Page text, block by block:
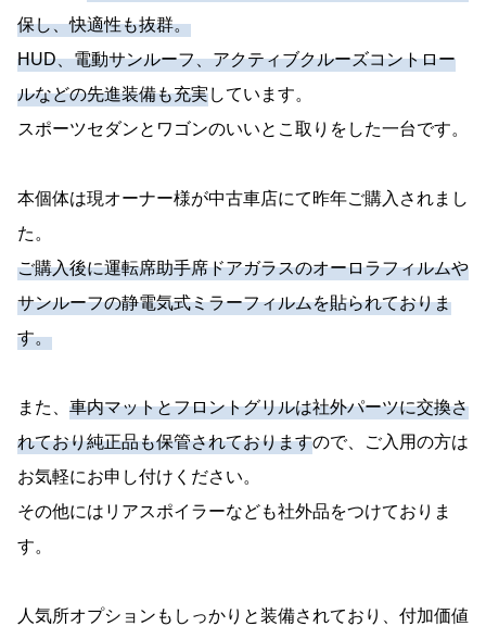
保し、快適性も抜群。
HUD、電動サンルーフ、アクティブクルーズコントロー
ルなどの先進装備も充実しています。
スポーツセダンとワゴンのいいとこ取りをした一台です。
本個体は現オーナー様が中古車店にて昨年ご購入されまし
た。
ご購入後に運転席助手席ドアガラスのオーロラフィルムや
サンルーフの静電気式ミラーフィルムを貼られておりま
す。
また、 車内マットとフロントグリルは社外パーツに交換さ
れており純正品も保管されておりますので、ご入用の方は
お気軽にお申し付けください。
その他にはリアスポイラーなども社外品をつけておりま
す。
人気所オプションもしっかりと装備されており、付加価値